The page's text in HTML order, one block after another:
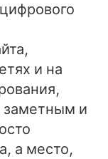
и на
заметным и
а место,